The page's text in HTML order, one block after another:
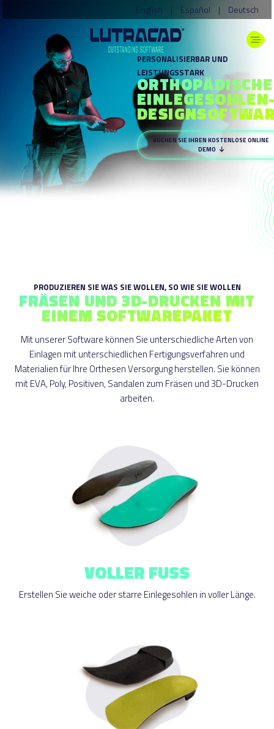
English | Español | Deutsch
PERSONALISIERBAR UND
LEISTUNGSSTARK
ORTHOPÄDISCHE
BUCHEN SIE IHREN KOSTENLOSE ONLINE
DEMO
PRODUZIEREN SIE WAS SIE WOLLEN, SO WIE SIE WOLLEN
FRÄSEN UND 3D-DRUCKEN MIT
EINEM SOFTWAREPAKET
Mit unserer Software können Sie unterschiedliche Arten von
Einlagen mit unterschiedlichen Fertigungsverfahren und
Materialien für Ihre Orthesen Versorgung herstellen. Sie können
mit EVA, Poly, Positiven, Sandalen zum Fräsen und 3D-Drucken
arbeiten.
VOLLER FUSS
Erstellen Sie weiche oder starre Einlegesohlen in voller Länge.